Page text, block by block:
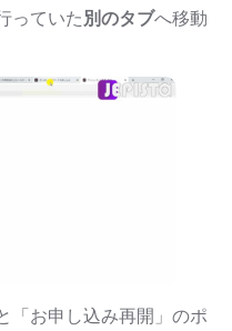
っていた 別のタブへ移動
「お申し込み再開」のポ